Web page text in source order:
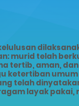
murid telah
tertib, aman,
ketertiban
telah
layak